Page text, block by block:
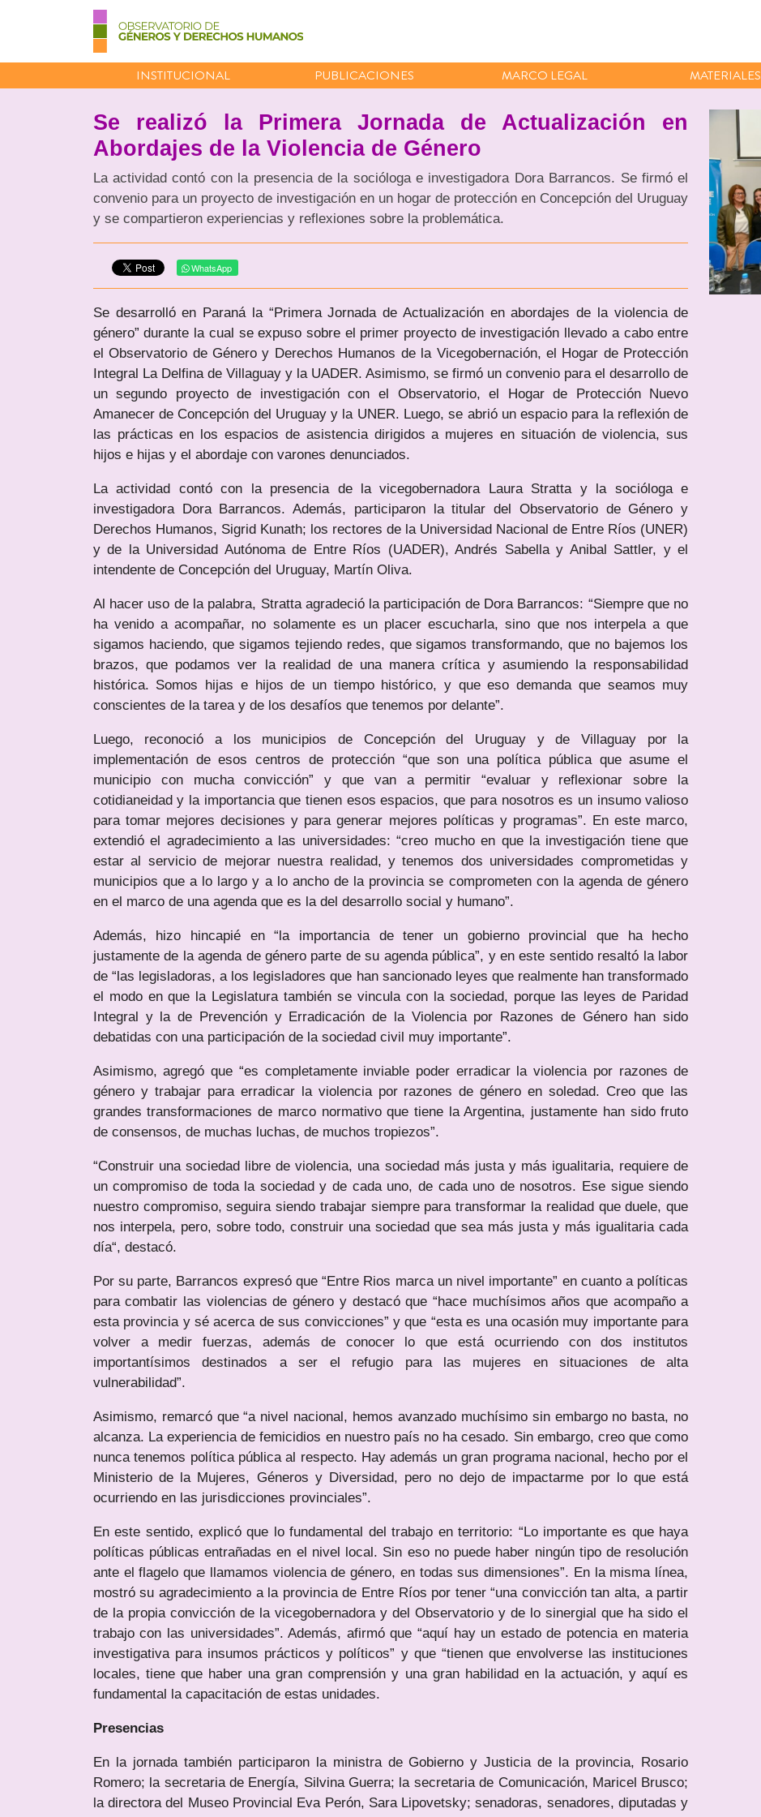
INSTITUCIONAL PUBLICACIONES MARCO LEGAL MATERIALES
Se realizó la Primera Jornada de Actualización en
Abordajes de la Violencia de Género
La actividad contó con la presencia de la socióloga e investigadora Dora Barrancos. Se firmó el
convenio para un proyecto de investigación en un hogar de protección en Concepción del Uruguay
y se compartieron experiencias y reflexiones sobre la problemática.
WhatsApp
Se desarrolló en Paraná la “Primera Jornada de Actualización en abordajes de la violencia de
género” durante la cual se expuso sobre el primer proyecto de investigación llevado a cabo entre
el Observatorio de Género y Derechos Humanos de la Vicegobernación, el Hogar de Protección
Integral La Delfina de Villaguay y la UADER. Asimismo, se firmó un convenio para el desarrollo de
un segundo proyecto de investigación con el Observatorio, el Hogar de Protección Nuevo
Amanecer de Concepción del Uruguay y la UNER. Luego, se abrió un espacio para la reflexión de
las prácticas en los espacios de asistencia dirigidos a mujeres en situación de violencia, sus
hijos e hijas y el abordaje con varones denunciados.
La actividad contó con la presencia de la vicegobernadora Laura Stratta y la socióloga e
investigadora Dora Barrancos. Además, participaron la titular del Observatorio de Género y
Derechos Humanos, Sigrid Kunath; los rectores de la Universidad Nacional de Entre Ríos (UNER)
y de la Universidad Autónoma de Entre Ríos (UADER), Andrés Sabella y Anibal Sattler, y el
intendente de Concepción del Uruguay, Martín Oliva.
Al hacer uso de la palabra, Stratta agradeció la participación de Dora Barrancos: “Siempre que no
ha venido a acompañar, no solamente es un placer escucharla, sino que nos interpela a que
sigamos haciendo, que sigamos tejiendo redes, que sigamos transformando, que no bajemos los
brazos, que podamos ver la realidad de una manera crítica y asumiendo la responsabilidad
histórica. Somos hijas e hijos de un tiempo histórico, y que eso demanda que seamos muy
conscientes de la tarea y de los desafíos que tenemos por delante”.
Luego, reconoció a los municipios de Concepción del Uruguay y de Villaguay por la
implementación de esos centros de protección “que son una política pública que asume el
municipio con mucha convicción” y que van a permitir “evaluar y reflexionar sobre la
cotidianeidad y la importancia que tienen esos espacios, que para nosotros es un insumo valioso
para tomar mejores decisiones y para generar mejores políticas y programas”. En este marco,
extendió el agradecimiento a las universidades: “creo mucho en que la investigación tiene que
estar al servicio de mejorar nuestra realidad, y tenemos dos universidades comprometidas y
municipios que a lo largo y a lo ancho de la provincia se comprometen con la agenda de género
en el marco de una agenda que es la del desarrollo social y humano”.
Además, hizo hincapié en “la importancia de tener un gobierno provincial que ha hecho
justamente de la agenda de género parte de su agenda pública”, y en este sentido resaltó la labor
de “las legisladoras, a los legisladores que han sancionado leyes que realmente han transformado
el modo en que la Legislatura también se vincula con la sociedad, porque las leyes de Paridad
Integral y la de Prevención y Erradicación de la Violencia por Razones de Género han sido
debatidas con una participación de la sociedad civil muy importante”.
Asimismo, agregó que “es completamente inviable poder erradicar la violencia por razones de
género y trabajar para erradicar la violencia por razones de género en soledad. Creo que las
grandes transformaciones de marco normativo que tiene la Argentina, justamente han sido fruto
de consensos, de muchas luchas, de muchos tropiezos”.
“Construir una sociedad libre de violencia, una sociedad más justa y más igualitaria, requiere de
un compromiso de toda la sociedad y de cada uno, de cada uno de nosotros. Ese sigue siendo
nuestro compromiso, seguira siendo trabajar siempre para transformar la realidad que duele, que
nos interpela, pero, sobre todo, construir una sociedad que sea más justa y más igualitaria cada
día“, destacó.
Por su parte, Barrancos expresó que “Entre Rios marca un nivel importante” en cuanto a políticas
para combatir las violencias de género y destacó que “hace muchísimos años que acompaño a
esta provincia y sé acerca de sus convicciones” y que “esta es una ocasión muy importante para
volver a medir fuerzas, además de conocer lo que está ocurriendo con dos institutos
importantísimos destinados a ser el refugio para las mujeres en situaciones de alta
vulnerabilidad”.
Asimismo, remarcó que “a nivel nacional, hemos avanzado muchísimo sin embargo no basta, no
alcanza. La experiencia de femicidios en nuestro país no ha cesado. Sin embargo, creo que como
nunca tenemos política pública al respecto. Hay además un gran programa nacional, hecho por el
Ministerio de la Mujeres, Géneros y Diversidad, pero no dejo de impactarme por lo que está
ocurriendo en las jurisdicciones provinciales”.
En este sentido, explicó que lo fundamental del trabajo en territorio: “Lo importante es que haya
políticas públicas entrañadas en el nivel local. Sin eso no puede haber ningún tipo de resolución
ante el flagelo que llamamos violencia de género, en todas sus dimensiones”. En la misma línea,
mostró su agradecimiento a la provincia de Entre Ríos por tener “una convicción tan alta, a partir
de la propia convicción de la vicegobernadora y del Observatorio y de lo sinergial que ha sido el
trabajo con las universidades”. Además, afirmó que “aquí hay un estado de potencia en materia
investigativa para insumos prácticos y políticos” y que “tienen que envolverse las instituciones
locales, tiene que haber una gran comprensión y una gran habilidad en la actuación, y aquí es
fundamental la capacitación de estas unidades.
Presencias
En la jornada también participaron la ministra de Gobierno y Justicia de la provincia, Rosario
Romero; la secretaria de Energía, Silvina Guerra; la secretaria de Comunicación, Maricel Brusco;
la directora del Museo Provincial Eva Perón, Sara Lipovetsky; senadoras, senadores, diputadas y